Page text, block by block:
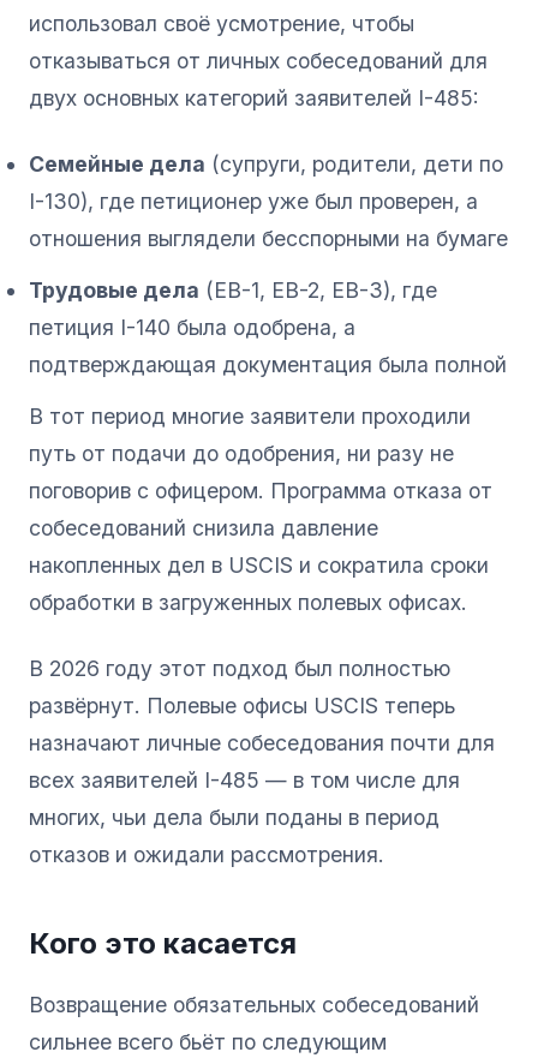
использовал своё усмотрение, чтобы
отказываться от личных собеседований для
двух основных категорий заявителей I-485:
Семейные дела (супруги, родители, дети по
I-130), где петиционер уже был проверен, а
отношения выглядели бесспорными на бумаге
Трудовые дела (EB-1, EB-2, EB-3), где
петиция I-140 была одобрена, а
подтверждающая документация была полной
В тот период многие заявители проходили
путь от подачи до одобрения, ни разу не
поговорив с офицером. Программа отказа от
собеседований снизила давление
накопленных дел в USCIS и сократила сроки
обработки в загруженных полевых офисах.
В 2026 году этот подход был полностью
развёрнут. Полевые офисы USCIS теперь
назначают личные собеседования почти для
всех заявителей I-485 — в том числе для
многих, чьи дела были поданы в период
отказов и ожидали рассмотрения.
Кого это касается
Возвращение обязательных собеседований
сильнее всего бьёт по следующим